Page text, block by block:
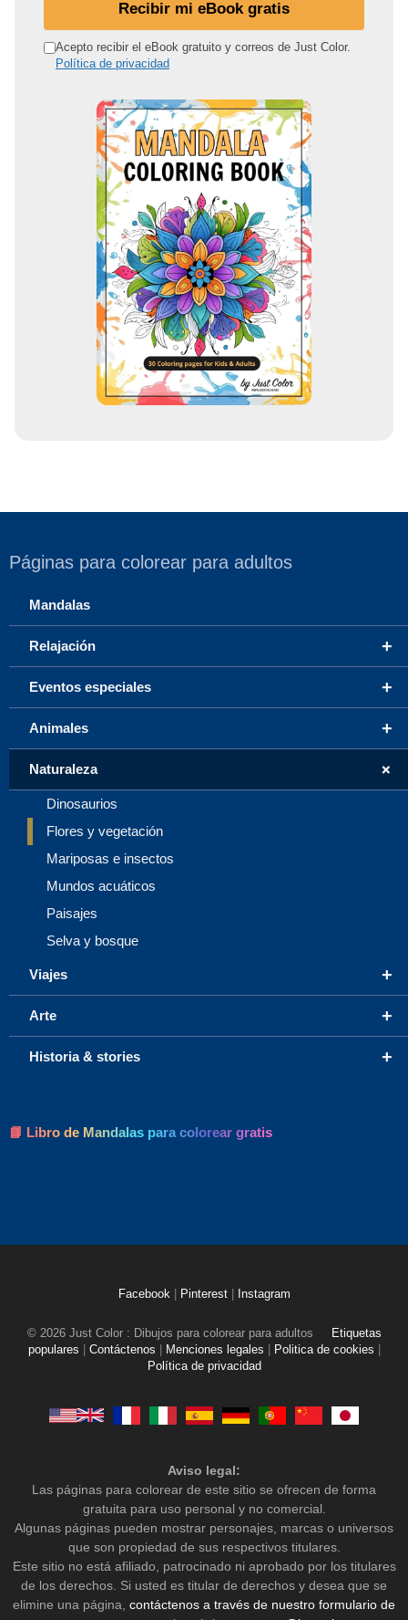
r
Recibir mi eBook gratis
Acepto recibir el eBook gratuito y correos de Just Color.
Política de privacidad
Páginas para colorear para adultos
Mandalas
+
Relajación
+
Eventos especiales
+
Animales
+
Naturaleza
Dinosaurios
Flores y vegetación
Mariposas e insectos
Mundos acuáticos
Paisajes
Selva y bosque
+
Viajes
+
Arte
+
Historia & stories
📘 Libro de Mandalas para colorear gratis
Facebook Pinterest Instagram
© 2026 Just Color : Dibujos para colorear para adultos
Etiquetas
populares
Contáctenos Menciones legales Politica de cookies
Política de privacidad
Aviso legal:
Las páginas para colorear de este sitio se ofrecen de forma
gratuita para uso personal y no comercial.
Algunas páginas pueden mostrar personajes, marcas o universos
que son propiedad de sus respectivos titulares.
Este sitio no está afiliado, patrocinado ni aprobado por los titulares
de los derechos. Si usted es titular de derechos y desea que se
elimine una página, contáctenos a través de nuestro formulario de